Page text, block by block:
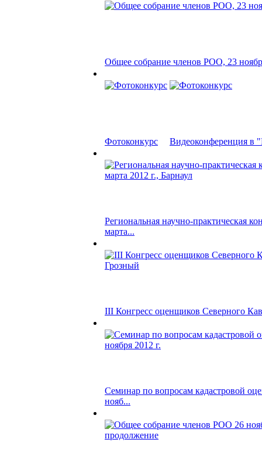
Общее собрание членов РОО, 23
Фотоконкурс Видеоконференция в
Региональная научно-практическая
марта...
III Конгресс оценщиков Северного
Семинар по вопросам кадастровой
нояб...